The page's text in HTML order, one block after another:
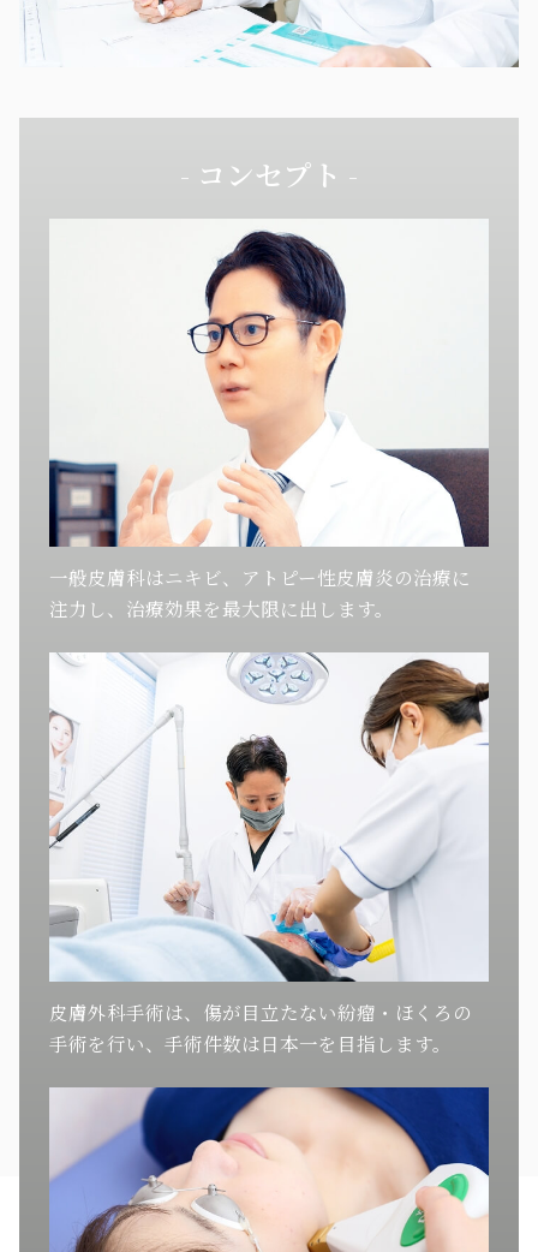
- コンセプト -
一般皮膚科はニキビ、アトピー性皮膚炎の治療に
注力し、治療効果を最大限に出します。
皮膚外科手術は、傷が目立たない紛瘤・ほくろの
手術を行い、手術件数は日本一を目指します。